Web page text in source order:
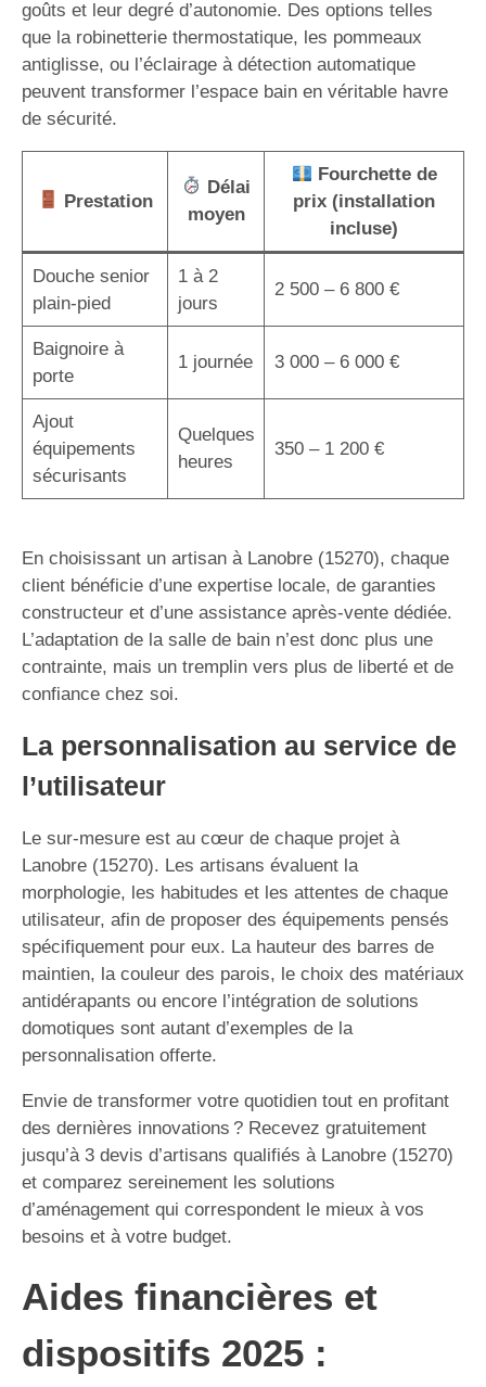
goûts et leur degré d’autonomie. Des options telles
que la robinetterie thermostatique, les pommeaux
antiglisse, ou l’éclairage à détection automatique
peuvent transformer l’espace bain en véritable havre
de sécurité.
Prestation
Délai
moyen
Fourchette de
prix (installation
incluse)
Douche senior
plain-pied
1 à 2
jours
2 500 – 6 800 €
Baignoire à
porte
1 journée 3 000 – 6 000 €
Ajout
équipements
sécurisants
Quelques
heures
350 – 1 200 €
En choisissant un artisan à Lanobre (15270), chaque
client bénéficie d’une expertise locale, de garanties
constructeur et d’une assistance après-vente dédiée.
L’adaptation de la salle de bain n’est donc plus une
contrainte, mais un tremplin vers plus de liberté et de
confiance chez soi.
La personnalisation au service de
l’utilisateur
Le sur-mesure est au cœur de chaque projet à
Lanobre (15270). Les artisans évaluent la
morphologie, les habitudes et les attentes de chaque
utilisateur, afin de proposer des équipements pensés
spécifiquement pour eux. La hauteur des barres de
maintien, la couleur des parois, le choix des matériaux
antidérapants ou encore l’intégration de solutions
domotiques sont autant d’exemples de la
personnalisation offerte.
Envie de transformer votre quotidien tout en profitant
des dernières innovations ? Recevez gratuitement
jusqu’à 3 devis d’artisans qualifiés à Lanobre (15270)
et comparez sereinement les solutions
d’aménagement qui correspondent le mieux à vos
besoins et à votre budget.
Aides financières et
dispositifs 2025 :